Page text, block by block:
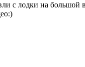
с лодки на большой